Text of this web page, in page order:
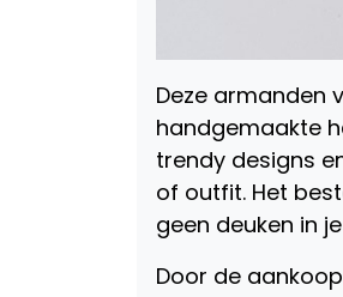
Deze armanden
handgemaakte
trendy designs
of outfit. Het
geen deuken in
Door de